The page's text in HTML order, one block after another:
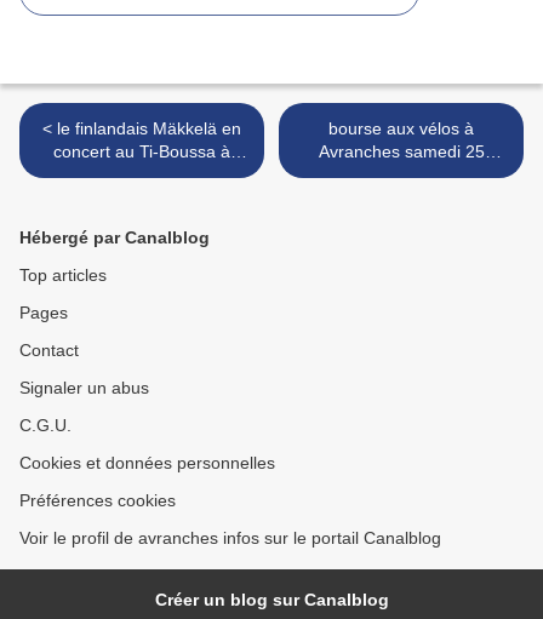
< le finlandais Mäkkelä en
concert au Ti-Boussa à
Avranches vendredi 17
bourse aux vélos à
Avranches samedi 25
novembre 2017 + sondage
Hébergé par Canalblog
Top articles
Pages
Contact
Signaler un abus
C.G.U.
Cookies et données personnelles
Préférences cookies
Voir le profil de avranches infos sur le portail Canalblog
Créer un blog sur Canalblog